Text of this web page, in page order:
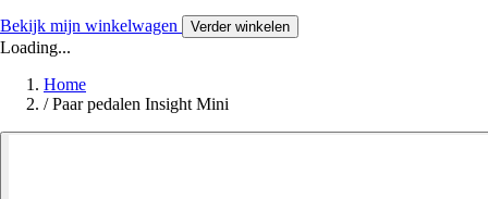
Bekijk mijn winkelwagen Verder winkelen
Loading...
Home
/ Paar pedalen Insight Mini